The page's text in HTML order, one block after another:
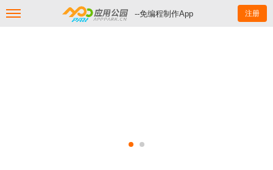
--免编程制作App 注册